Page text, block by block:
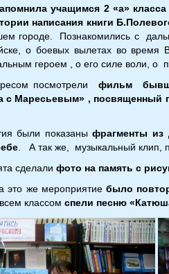
учащимся 2 «а» класса
написания книги
городе. Познакомились с
о боевых вылетах во
героем , о его силе воли, о
посмотрели
фильм
с Маресьевым» ,
были показаныфрагменты из
. А так же, музыкальный клип,
сделали фото на память с
это же мероприятиебыло
классом спели песню